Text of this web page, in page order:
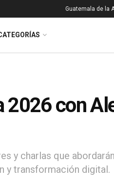
Guatemala de la
2026 con
y charlas que
y transformación digital.